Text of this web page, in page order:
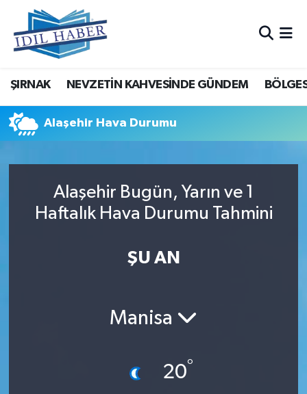
ŞIRNAK NEVZETİN KAHVESİNDE GÜNDEM
Alaşehir Hava Durumu
Alaşehir Bugün, Yarın ve 1
Haftalık Hava Durumu Tahmini
ŞU AN
Manisa
20°
Nöbetçi Eczaneler
Hava Durumu
Trafik Durumu
Tüm Manşetler